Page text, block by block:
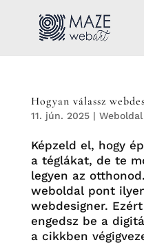
Hogyan válassz
11. jún. 2025|
Képzeld el, hogy
a téglákat, de te
legyen az
weboldal pont
webdesigner.
engedsz be a
a cikkben